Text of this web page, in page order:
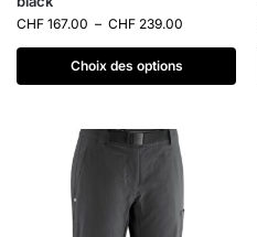
CHF 167.00 – CHF 239.00
Choix des options